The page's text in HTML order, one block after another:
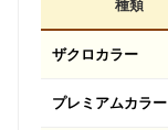
種類
ザクロカラー
プレミアムカラー